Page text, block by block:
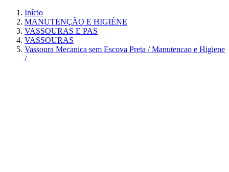
Início
MANUTENÇÃO E HIGIÉNE
VASSOURAS E PAS
VASSOURAS
Vassoura Mecanica sem Escova Preta / Manutencao e Higiene
/